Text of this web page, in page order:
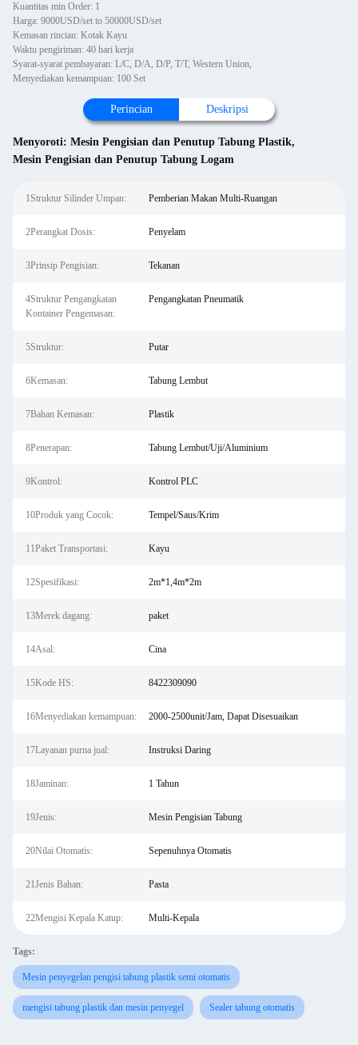
Kuantitas min Order: 1
Harga: 9000USD/set to 50000USD/set
Kemasan rincian: Kotak Kayu
Waktu pengiriman: 40 hari kerja
Syarat-syarat pembayaran: L/C, D/A, D/P, T/T, Western Union,
Menyediakan kemampuan: 100 Set
Perincian Deskripsi
Menyoroti: Mesin Pengisian dan Penutup Tabung Plastik,
Mesin Pengisian dan Penutup Tabung Logam
1Struktur Silinder Umpan: Pemberian Makan Multi-Ruangan
2Perangkat Dosis: Penyelam
3Prinsip Pengisian: Tekanan
4Struktur Pengangkatan
Kontainer Pengemasan:
Pengangkatan Pneumatik
5Struktur: Putar
6Kemasan: Tabung Lembut
7Bahan Kemasan: Plastik
8Penerapan: Tabung Lembut/Uji/Aluminium
9Kontrol: Kontrol PLC
10Produk yang Cocok: Tempel/Saus/Krim
11Paket Transportasi: Kayu
12Spesifikasi: 2m*1,4m*2m
13Merek dagang: paket
14Asal: Cina
15Kode HS: 8422309090
16Menyediakan kemampuan: 2000-2500unit/Jam, Dapat Disesuaikan
17Layanan purna jual: Instruksi Daring
18Jaminan: 1 Tahun
19Jenis: Mesin Pengisian Tabung
20Nilai Otomatis: Sepenuhnya Otomatis
21Jenis Bahan: Pasta
22Mengisi Kepala Katup: Multi-Kepala
Tags:
Mesin penyegelan pengisi tabung plastik semi otomatis
mengisi tabung plastik dan mesin penyegel Sealer tabung otomatis